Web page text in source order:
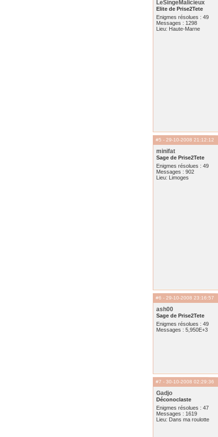
LeSingeMalicieux
Elite de Prise2Tete
Enigmes résolues : 49
Messages : 1298
Lieu: Haute-Marne
#5 - 29-10-2008 21:12:12
minifat
Sage de Prise2Tete
Enigmes résolues : 49
Messages : 902
Lieu: Limoges
#6 - 29-10-2008 23:16:57
ash00
Sage de Prise2Tete
Enigmes résolues : 49
Messages : 5,950E+3
#7 - 30-10-2008 02:29:36
Gadjo
Déconoclaste
Enigmes résolues : 47
Messages : 1619
Lieu: Dans ma roulotte